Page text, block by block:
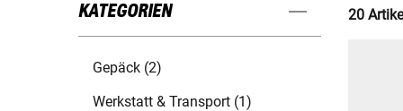
KATEGORIEN
Gepäck (2)
Werkstatt & Transport (1)
20